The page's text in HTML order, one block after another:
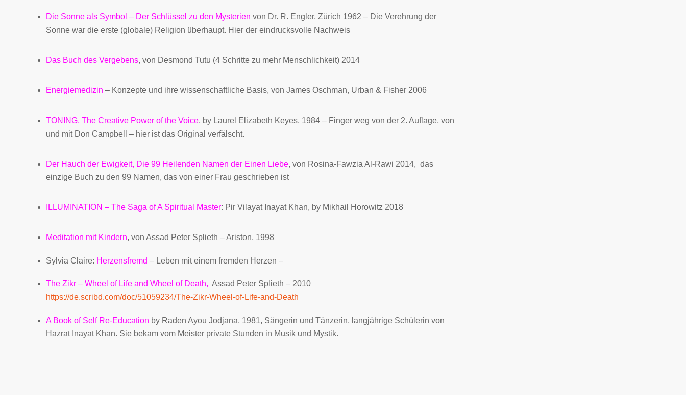
Die Sonne als Symbol – Der Schlüssel zu den Mysterien von Dr. R. Engler, Zürich 1962 – Die Verehrung der
Sonne war die erste (globale) Religion überhaupt. Hier der eindrucksvolle Nachweis
Das Buch des Vergebens, von Desmond Tutu (4 Schritte zu mehr Menschlichkeit) 2014
Energiemedizin – Konzepte und ihre wissenschaftliche Basis, von James Oschman, Urban & Fisher 2006
TONING, The Creative Power of the Voice, by Laurel Elizabeth Keyes, 1984 – Finger weg von der 2. Auflage, von
und mit Don Campbell – hier ist das Original verfälscht.
Der Hauch der Ewigkeit, Die 99 Heilenden Namen der Einen Liebe, von Rosina-Fawzia Al-Rawi 2014, das
einzige Buch zu den 99 Namen, das von einer Frau geschrieben ist
ILLUMINATION – The Saga of A Spiritual Master: Pir Vilayat Inayat Khan, by Mikhail Horowitz 2018
Meditation mit Kindern, von Assad Peter Splieth – Ariston, 1998
Sylvia Claire: Herzensfremd – Leben mit einem fremden Herzen –
The Zikr – Wheel of Life and Wheel of Death, Assad Peter Splieth – 2010
https://de.scribd.com/doc/51059234/The-Zikr-Wheel-of-Life-and-Death
A Book of Self Re-Education by Raden Ayou Jodjana, 1981, Sängerin und Tänzerin, langjährige Schülerin von
Hazrat Inayat Khan. Sie bekam vom Meister private Stunden in Musik und Mystik.